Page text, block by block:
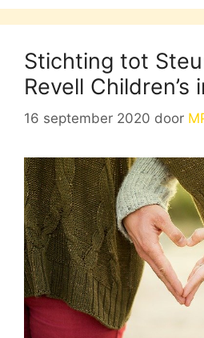
Stichting tot
Revell Children’s
16 september 2020 door